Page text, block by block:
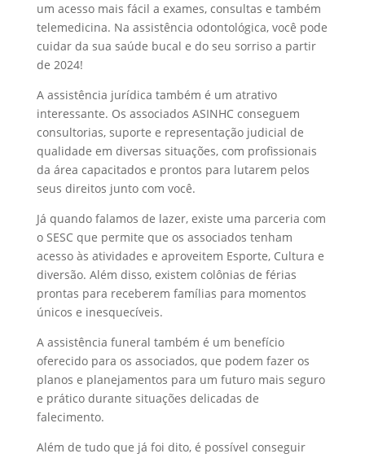
um acesso mais fácil a exames, consultas e também
telemedicina. Na assistência odontológica, você pode
cuidar da sua saúde bucal e do seu sorriso a partir
de 2024!
A assistência jurídica também é um atrativo
interessante. Os associados ASINHC conseguem
consultorias, suporte e representação judicial de
qualidade em diversas situações, com profissionais
da área capacitados e prontos para lutarem pelos
seus direitos junto com você.
Já quando falamos de lazer, existe uma parceria com
o SESC que permite que os associados tenham
acesso às atividades e aproveitem Esporte, Cultura e
diversão. Além disso, existem colônias de férias
prontas para receberem famílias para momentos
únicos e inesquecíveis.
A assistência funeral também é um benefício
oferecido para os associados, que podem fazer os
planos e planejamentos para um futuro mais seguro
e prático durante situações delicadas de
falecimento.
Além de tudo que já foi dito, é possível conseguir